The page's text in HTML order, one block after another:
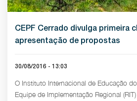
CEPF Cerrado divulga primeira
apresentação de propostas
30/08/2016 - 13:03
O Instituto Internacional de Educação
Equipe de Implementação Regional